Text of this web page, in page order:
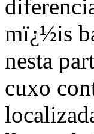
mï¿½is
nesta
cuxo